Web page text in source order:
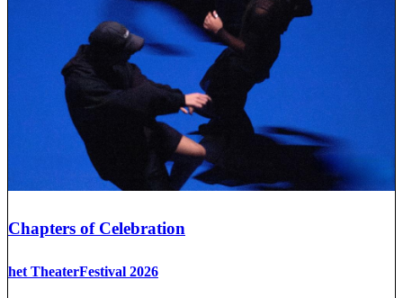
Chapters of Celebration
het TheaterFestival 2026